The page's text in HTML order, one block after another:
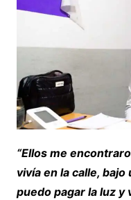
“Ellos me
vivía en la calle,
puedo pagar la luz y